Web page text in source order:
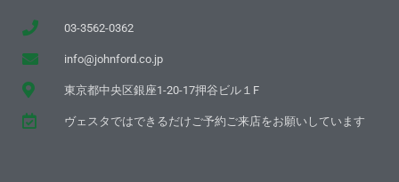
03-3562-0362
info@johnford.co.jp
東京都中央区銀座1-20-17押谷ビル１F
ヴェスタではできるだけご予約ご来店をお願いしています